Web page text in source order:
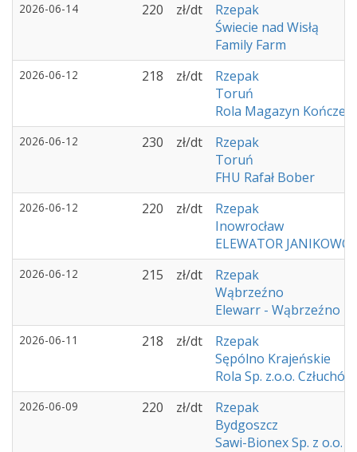
2026-06-14 220 zł/dt
Rzepak
Świecie nad Wisłą
Family Farm
2026-06-12 218 zł/dt
Rzepak
Toruń
Rola Magazyn
2026-06-12 230 zł/dt
Rzepak
Toruń
FHU Rafał Bober
2026-06-12 220 zł/dt
Rzepak
Inowrocław
ELEWATOR JANIKOWO
2026-06-12 215 zł/dt
Rzepak
Wąbrzeźno
Elewarr - Wąbrzeźno
2026-06-11 218 zł/dt
Rzepak
Sępólno Krajeńskie
Rola Sp. z.o.o. Człuchów
2026-06-09 220 zł/dt
Rzepak
Bydgoszcz
Sawi-Bionex Sp. z o.o.